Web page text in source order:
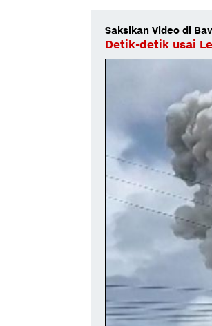
Saksikan Video di
Detik-detik usai